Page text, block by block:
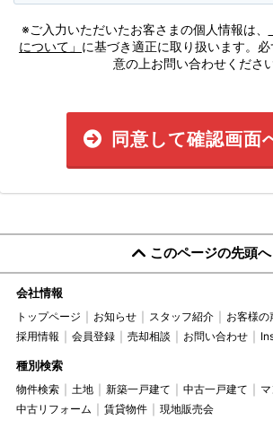
※ご入力いただいたお客さまの個人情報は、
について」 に基づき適正に取り扱います。
意の上お問い合わせください
同意して確認画面
このページの先頭へ
会社情報
トップページ お知らせ スタッフ紹介 お客様の
採用情報
会員登録 売却相談 お問い合わせ
種別検索
物件検索 土地 新築一戸建て 中古一戸建て
中古リフォーム
賃貸物件 現地販売会